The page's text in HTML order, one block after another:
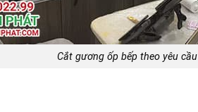
Cắt gương ốp bếp theo yêu cầu